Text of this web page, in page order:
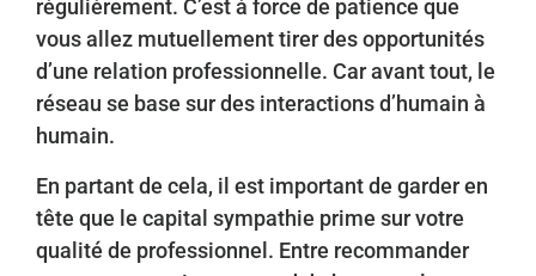
régulièrement. C’est à force de patience que
vous allez mutuellement tirer des opportunités
d’une relation professionnelle. Car avant tout, le
réseau se base sur des interactions d’humain à
humain.
En partant de cela, il est important de garder en
tête que le capital sympathie prime sur votre
qualité de professionnel. Entre recommander